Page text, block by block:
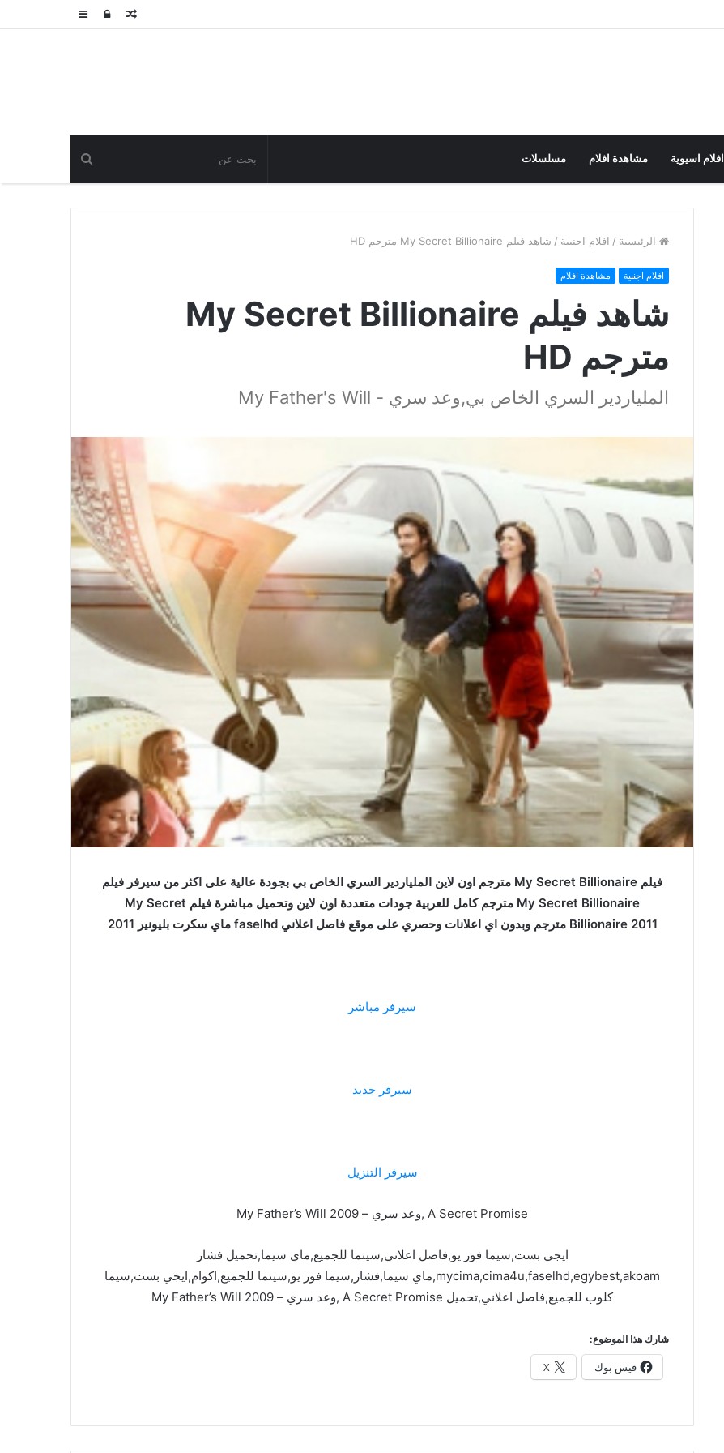
عمودتسجيلمقال
افلام اسيوية مشاهدة افلام مسلسلات
الرئيسية / افلام اجنبية / شاهد فيلم My Secret Billionaire مترجم HD
افلام اجنبية مشاهدة افلام
شاهد فيلم My Secret Billionaire
مترجم HD
الملياردير السري الخاص بي,وعد سري - My Father's Will
فيلم My Secret Billionaire مترجم اون لاين الملياردير السري الخاص بي بجودة عالية على اكثر من سيرفر فيلم
My Secret Billionaire مترجم كامل للعربية جودات متعددة اون لاين وتحميل مباشرة فيلم My Secret
Billionaire 2011 مترجم وبدون اي اعلانات وحصري على موقع فاصل اعلاني faselhd ماي سكرت بليونير 2011
سيرفر مباشر
سيرفر جديد
سيرفر التنزيل
A Secret Promise ,وعد سري – My Father’s Will 2009
ايجي بست,سيما فور يو,فاصل اعلاني,سينما للجميع,ماي سيما,تحميل فشار
mycima,cima4u,faselhd,egybest,akoam,ماي سيما,فشار,سيما فور يو,سينما للجميع,اكوام,ايجي بست,سيما
كلوب للجميع,فاصل اعلاني,تحميل A Secret Promise ,وعد سري – My Father’s Will 2009
شارك هذا الموضوع:
فيس بوك X